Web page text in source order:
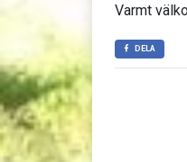
Varmt
DELA